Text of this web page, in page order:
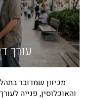
עורך
מכיוון שמדובר
והאוכלוסין, פנייה